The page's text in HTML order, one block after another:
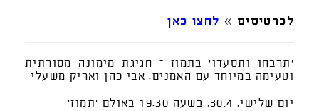
לכרטיסים » לחצו כאן
'תרבחו ותסעדו' בתמוז – חגיגת מימונה מסורתית
וטעימה במיוחד עם האמנים: אבי כהן ואריק משעלי
יום שלישי, 30.4, בשעה 19:30 באולם 'תמוז'